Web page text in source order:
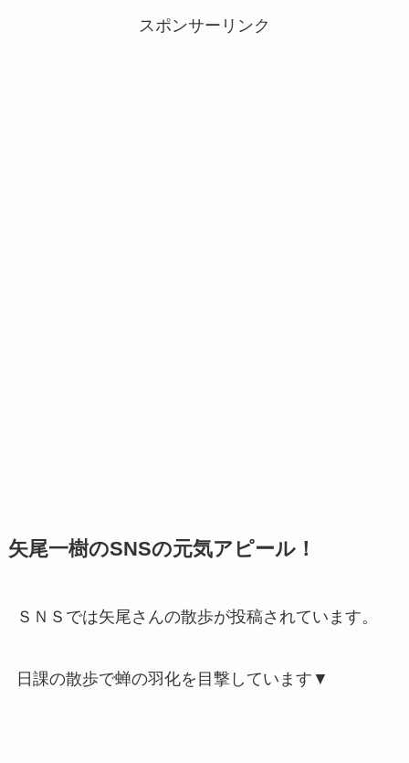
スポンサーリンク
矢尾一樹のSNSの元気アピール！
ＳＮＳでは矢尾さんの散歩が投稿されています。
日課の散歩で蝉の羽化を目撃しています▼